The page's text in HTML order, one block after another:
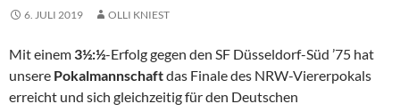
6. JULI 2019 OLLI KNIEST
Mit einem 3½:½-Erfolg gegen den SF Düsseldorf-Süd ’75 hat
unsere Pokalmannschaftdas Finale des NRW-Viererpokals
erreicht und sich gleichzeitig für den Deutschen